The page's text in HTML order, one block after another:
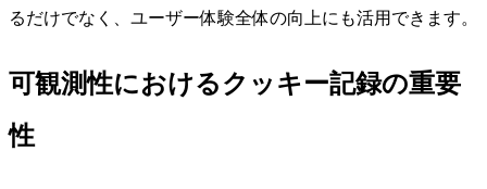
るだけでなく、ユーザー体験全体の向上にも活用できます。
可観測性におけるクッキー記録の重要
性